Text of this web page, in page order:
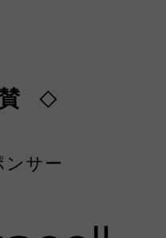
◇
ンサー